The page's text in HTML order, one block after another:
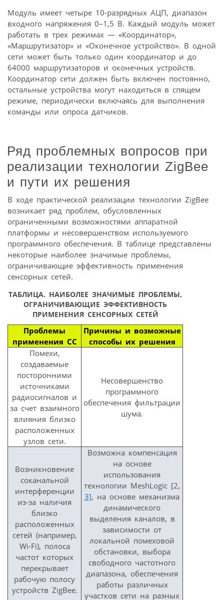
Модуль имеет четыре 10-разрядных АЦП, диапазон
входного напряжения 0–1,5 В. Каждый модуль может
работать в трех режимах — «Координатор»,
«Маршрутизатор» и «Оконечное устройство». В одной
сети может быть только один координатор и до
64000 маршрутизаторов и оконечных устройств.
Координатор сети должен быть включен постоянно,
остальные устройства могут находиться в спящем
режиме, периодически включаясь для выполнения
команды или опроса датчиков.
Ряд проблемных вопросов при
реализации технологии ZigBee
и пути их решения
В ходе практической реализации технологии ZigBee
возникает ряд проблем, обусловленных
ограниченными возможностями аппаратной
платформы и несовершенством используемого
программного обеспечения. В таблице представлены
некоторые наиболее значимые проблемы,
ограничивающие эффективность применения
сенсорных сетей.
ТАБЛИЦА. НАИБОЛЕЕ ЗНАЧИМЫЕ ПРОБЛЕМЫ,
ОГРАНИЧИВАЮЩИЕ ЭФФЕКТИВНОСТЬ
ПРИМЕНЕНИЯ СЕНСОРНЫХ СЕТЕЙ
Проблемы
применения СС
Причины и возможные
способы их решения
Помехи,
создаваемые
посторонними
источниками
радиосигналов и
за счет взаимного
влияния близко
расположенных
узлов сети.
Несовершенство
программного
обеспечения фильтрации
шума.
Возникновение
соканальной
интерференции
из-за наличия
близко
расположенных
сетей (например,
Wi-Fi), полоса
частот которых
перекрывает
рабочую полосу
устройств ZigBee.
Возможна компенсация
на основе
использования
технологии MeshLogic [2,
3], на основе механизма
динамического
выделения каналов, в
зависимости от
локальной помеховой
обстановки, выбора
свободного частотного
диапазона, обеспечения
работы различных
участков сети на разных